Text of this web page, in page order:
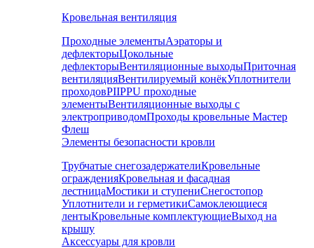
Кровельная вентиляция
Проходные элементыАэраторы и
дефлекторыЦокольные
дефлекторыВентиляционные выходыПриточная
вентиляцияВентилируемый конёкУплотнители
проходовPIIPPU проходные
элементыВентиляционные выходы с
электроприводомПроходы кровельные Мастер
Флеш
Элементы безопасности кровли
Трубчатые снегозадержателиКровельные
огражденияКровельная и фасадная
лестницаМостики и ступениСнегостопор
Уплотнители и герметикиСамоклеющиеся
лентыКровельные комплектующиеВыход на
крышу
Аксессуары для кровли